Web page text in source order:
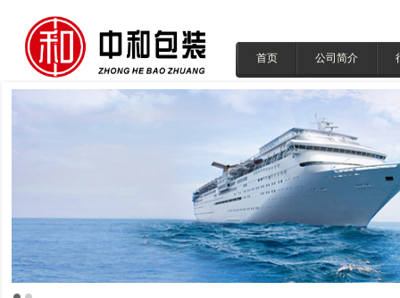
首页 公司简介